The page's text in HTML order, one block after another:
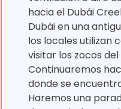
hacia el Dubái
Dubái en una
los locales utilizan
visitar los zocos
Continuaremos
donde se
Haremos una